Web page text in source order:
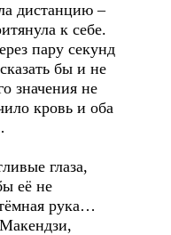
дистанцию –
к себе.
пару секунд
бы и не
значения не
кровь и оба
глаза,
её не
рука…